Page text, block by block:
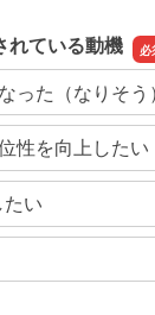
れている動機
った（なりそう）
性を向上したい
い